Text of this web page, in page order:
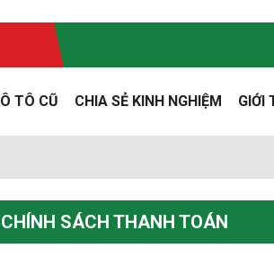
Ô TÔ CŨ CHIA SẺ KINH NGHIỆM GIỚI
CHÍNH SÁCH THANH TOÁN